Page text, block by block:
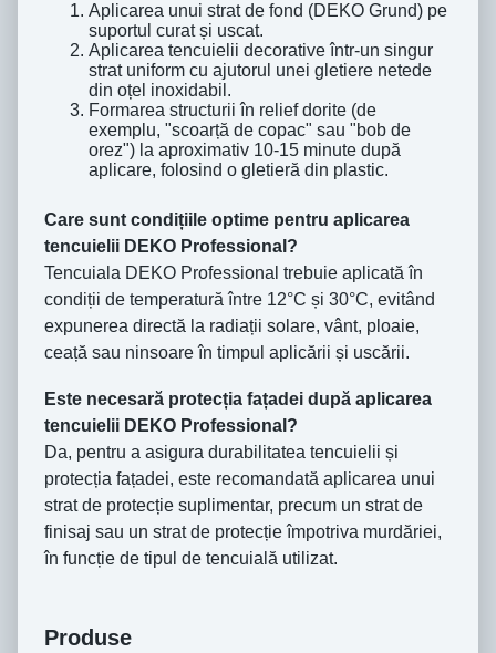
Aplicarea unui strat de fond (DEKO Grund) pe
suportul curat și uscat.
Aplicarea tencuielii decorative într-un singur
strat uniform cu ajutorul unei gletiere netede
din oțel inoxidabil.
Formarea structurii în relief dorite (de
exemplu, "scoarță de copac" sau "bob de
orez") la aproximativ 10-15 minute după
aplicare, folosind o gletieră din plastic.
Care sunt condițiile optime pentru aplicarea
tencuielii DEKO Professional?
Tencuiala DEKO Professional trebuie aplicată în
condiții de temperatură între 12°C și 30°C, evitând
expunerea directă la radiații solare, vânt, ploaie,
ceață sau ninsoare în timpul aplicării și uscării.
Este necesară protecția fațadei după aplicarea
tencuielii DEKO Professional?
Da, pentru a asigura durabilitatea tencuielii și
protecția fațadei, este recomandată aplicarea unui
strat de protecție suplimentar, precum un strat de
finisaj sau un strat de protecție împotriva murdăriei,
în funcție de tipul de tencuială utilizat.
Produse